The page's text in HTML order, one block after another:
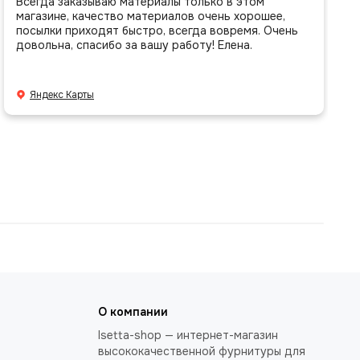
магазине, качество материалов очень хорошее,
посылки приходят быстро, всегда вовремя. Очень
довольна, спасибо за вашу работу! Елена.
Яндекс Карты
О компании
Isetta-shop — интернет-магазин
высококачественной фурнитуры для